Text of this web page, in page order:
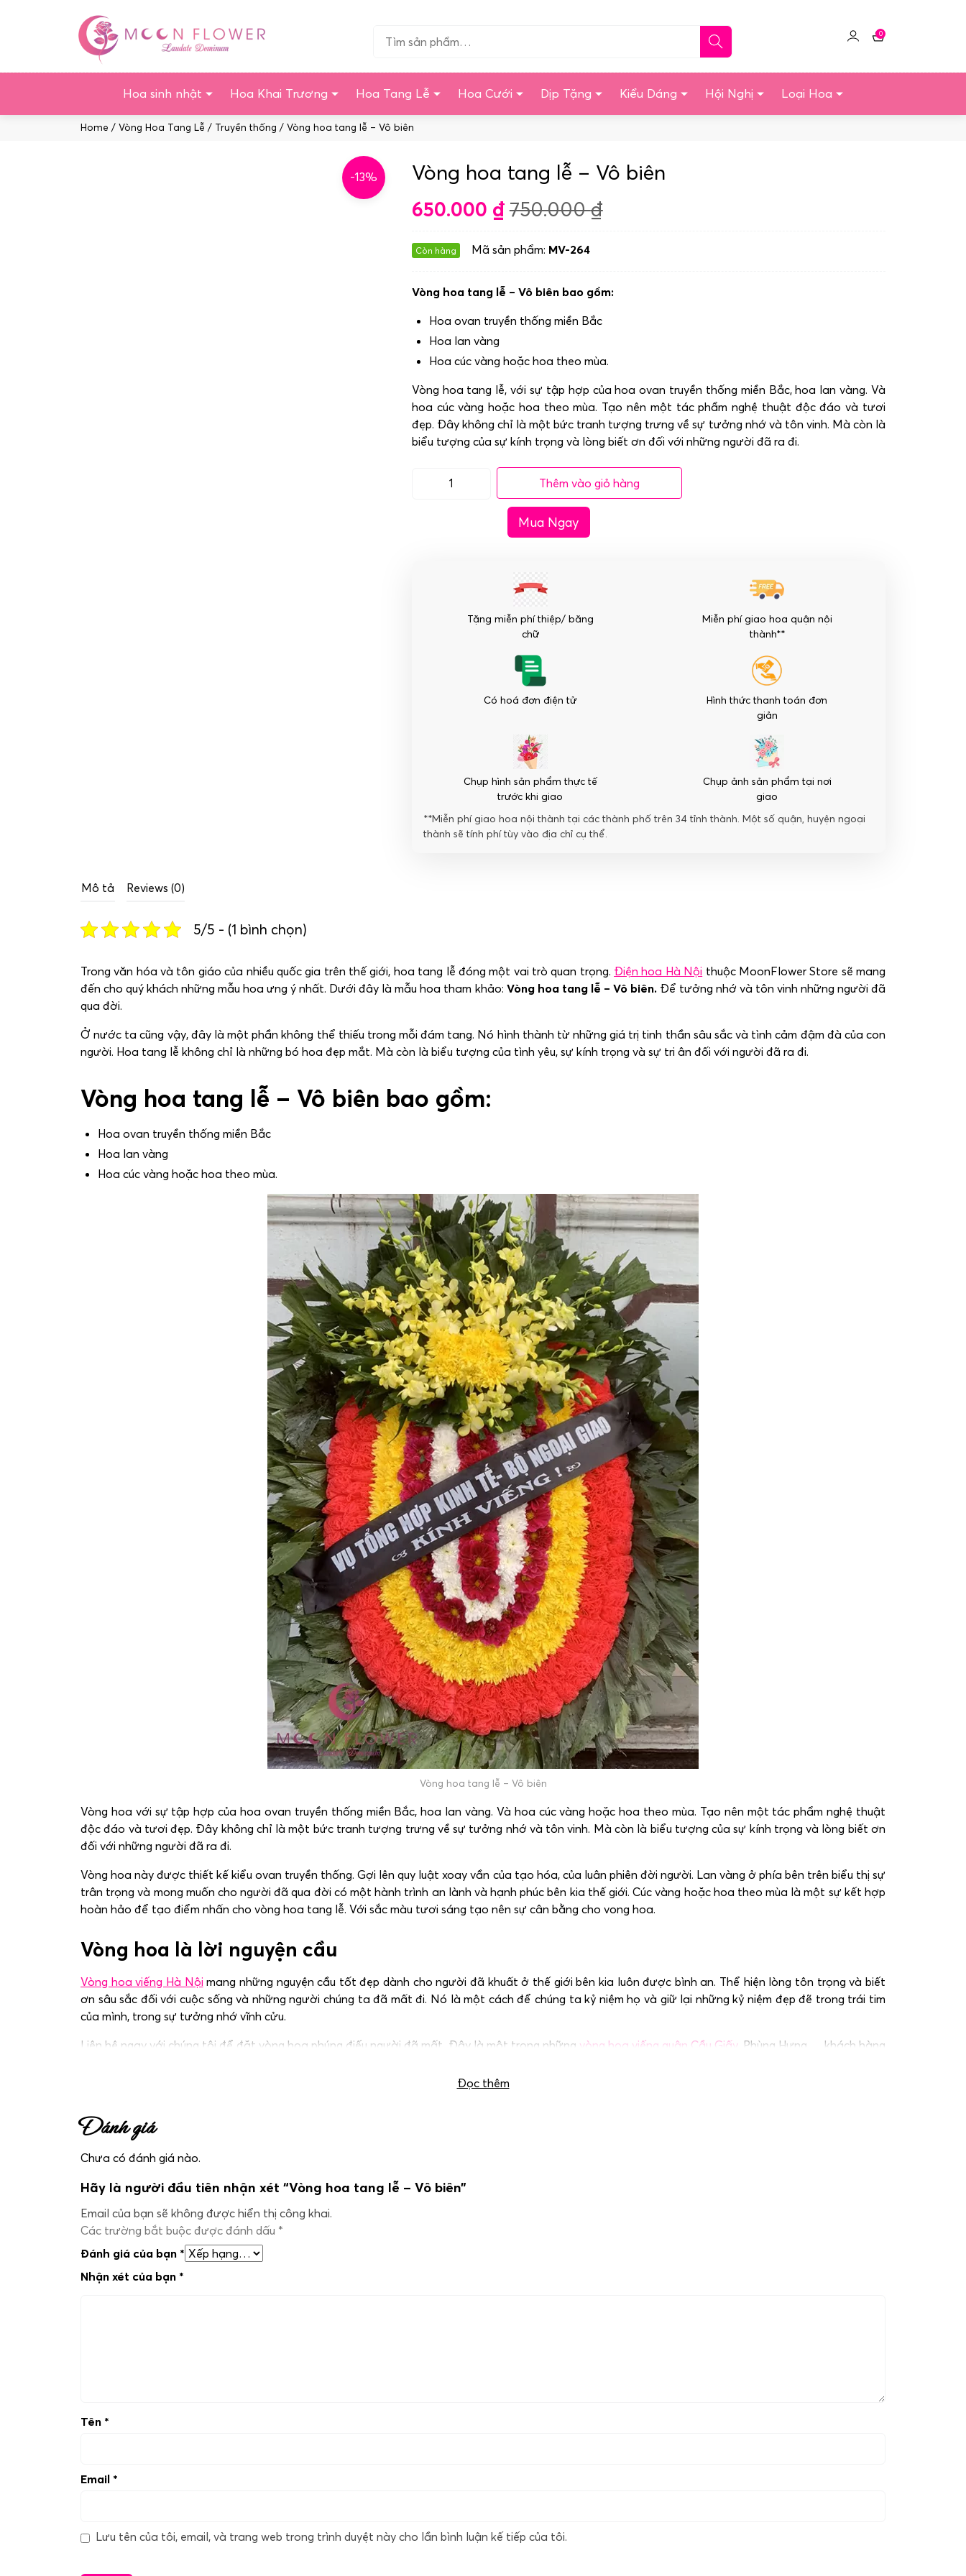
Tìm…
Click
tài
0
Giỏ
Hoa sinh nhật Hoa Khai Trương Hoa Tang Lễ Hoa Cưới Dịp Tặng Kiểu Dáng Hội Nghị Loại Hoa
Home / Vòng Hoa Tang Lễ / Truyền thống / Vòng hoa tang lễ – Vô biên
-13% Vòng hoa tang lễ – Vô biên
650.000 ₫ 750.000₫
Còn hàng Mã sản phẩm: MV-264
Vòng hoa tang lễ – Vô biên bao gồm:
Hoa ovan truyền thống miền Bắc
Hoa lan vàng
Hoa cúc vàng hoặc hoa theo mùa.
Vòng hoa tang lễ, với sự tập hợp của hoa ovan truyền thống miền Bắc, hoa lan vàng. Và
hoa cúc vàng hoặc hoa theo mùa. Tạo nên một tác phẩm nghệ thuật độc đáo và tươi
đẹp. Đây không chỉ là một bức tranh tượng trưng về sự tưởng nhớ và tôn vinh. Mà còn là
biểu tượng của sự kính trọng và lòng biết ơn đối với những người đã ra đi.
Vòng
lượng
Thêm vào giỏ hàng
Mua Ngay
Tặng miễn phí thiệp/ băng
chữ
Miễn phí giao hoa quận nội
thành**
Có hoá đơn điện tử
Hình thức thanh toán đơn
giản
Chụp hình sản phẩm thực tế
trước khi giao
Chụp ảnh sản phẩm tại nơi
giao
**Miễn phí giao hoa nội thành tại các thành phố trên 34 tỉnh thành. Một số quận, huyện ngoại
thành sẽ tính phí tùy vào địa chỉ cụ thể.
Mô tả Reviews (0)
5/5 - (1 bình chọn)
Trong văn hóa và tôn giáo của nhiều quốc gia trên thế giới, hoa tang lễ đóng một vai trò quan trọng. Điện hoa Hà Nội thuộc MoonFlower Store sẽ mang
đến cho quý khách những mẫu hoa ưng ý nhất. Dưới đây là mẫu hoa tham khảo: Vòng hoa tang lễ – Vô biên. Để tưởng nhớ và tôn vinh những người đã
qua đời.
Ở nước ta cũng vậy, đây là một phần không thể thiếu trong mỗi đám tang. Nó hình thành từ những giá trị tinh thần sâu sắc và tình cảm đậm đà của con
người. Hoa tang lễ không chỉ là những bó hoa đẹp mắt. Mà còn là biểu tượng của tình yêu, sự kính trọng và sự tri ân đối với người đã ra đi.
Vòng hoa tang lễ – Vô biên bao gồm:
Hoa ovan truyền thống miền Bắc
Hoa lan vàng
Hoa cúc vàng hoặc hoa theo mùa.
Vòng hoa tang lễ – Vô biên
Vòng hoa với sự tập hợp của hoa ovan truyền thống miền Bắc, hoa lan vàng. Và hoa cúc vàng hoặc hoa theo mùa. Tạo nên một tác phẩm nghệ thuật
độc đáo và tươi đẹp. Đây không chỉ là một bức tranh tượng trưng về sự tưởng nhớ và tôn vinh. Mà còn là biểu tượng của sự kính trọng và lòng biết ơn
đối với những người đã ra đi.
Vòng hoa này được thiết kế kiểu ovan truyền thống. Gợi lên quy luật xoay vần của tạo hóa, của luân phiên đời người. Lan vàng ở phía bên trên biểu thị sự
trân trọng và mong muốn cho người đã qua đời có một hành trình an lành và hạnh phúc bên kia thế giới. Cúc vàng hoặc hoa theo mùa là một sự kết hợp
hoàn hảo để tạo điểm nhấn cho vòng hoa tang lễ. Với sắc màu tươi sáng tạo nên sự cân bằng cho vong hoa.
Vòng hoa là lời nguyện cầu
Vòng hoa viếng Hà Nội mang những nguyện cầu tốt đẹp dành cho người đã khuất ở thế giới bên kia luôn được bình an. Thể hiện lòng tôn trọng và biết
ơn sâu sắc đối với cuộc sống và những người chúng ta đã mất đi. Nó là một cách để chúng ta kỷ niệm họ và giữ lại những kỷ niệm đẹp đẽ trong trái tim
của mình, trong sự tưởng nhớ vĩnh cửu.
Liên hệ ngay với chúng tôi để đặt vòng hoa phúng điếu người đã mất. Đây là một trong những vòng hoa viếng quận Cầu Giấy, Phùng Hưng,… khách hàng
Đọc thêm
Đánh giá
Chưa có đánh giá nào.
Hãy là người đầu tiên nhận xét “Vòng hoa tang lễ – Vô biên”
Email của bạn sẽ không được hiển thị công khai.
Các trường bắt buộc được đánh dấu *
Đánh giá của bạn *
Nhận xét của bạn *
Tên *
Email *
Lưu tên của tôi, email, và trang web trong trình duyệt này cho lần bình luận kế tiếp của tôi.